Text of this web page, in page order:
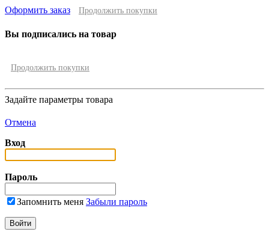
Оформить заказ Продолжить покупки
Вы подписались на товар
Продолжить покупки
Задайте параметры товара
Отмена
Вход
Пароль
Запомнить меня Забыли пароль